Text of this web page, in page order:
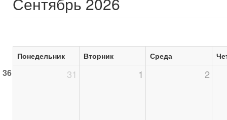
Понедельник Вторник Среда
36 31 1 2